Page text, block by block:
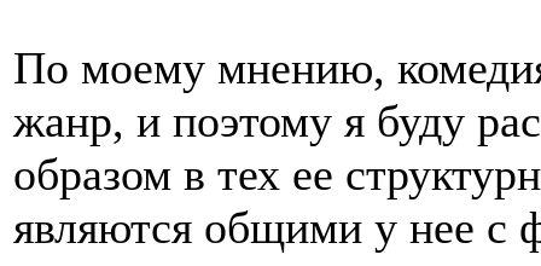
По моему мнению,
жанр, и поэтому я буду
образом в тех ее
являются общими у нее с